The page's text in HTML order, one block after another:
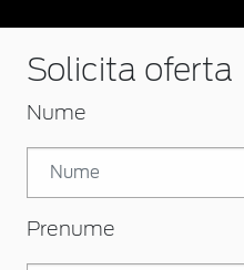
Solicita oferta
Nume
Prenume